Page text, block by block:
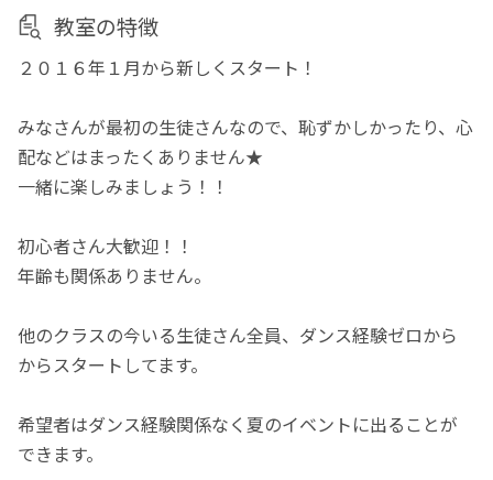
教室の特徴
２０１６年１月から新しくスタート！
みなさんが最初の生徒さんなので、恥ずかしかったり、心
配などはまったくありません★
一緒に楽しみましょう！！
初心者さん大歓迎！！
年齢も関係ありません。
他のクラスの今いる生徒さん全員、ダンス経験ゼロから
からスタートしてます。
希望者はダンス経験関係なく夏のイベントに出ることが
できます。